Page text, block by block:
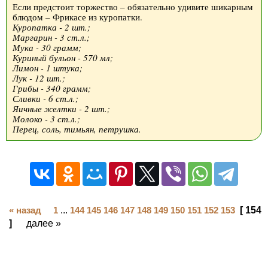
Если предстоит торжество – обязательно удивите шикарным
блюдом – Фрикасе из куропатки.
Куропатка - 2 шт.;
Маргарин - 3 ст.л.;
Мука - 30 грамм;
Куриный бульон - 570 мл;
Лимон - 1 штука;
Лук - 12 шт.;
Грибы - 340 грамм;
Сливки - 6 ст.л.;
Яичные желтки - 2 шт.;
Молоко - 3 ст.л.;
Перец, соль, тимьян, петрушка.
« назад 1 ... 144 145 146 147 148 149 150 151 152 153
[ 154
]
далее »